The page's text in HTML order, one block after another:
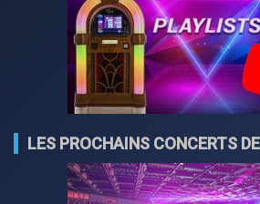
LES PROCHAINS CONCERTS